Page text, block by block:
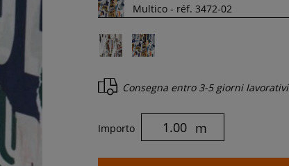
Consegna entro 3-5 giorni lavorativi
Importo m